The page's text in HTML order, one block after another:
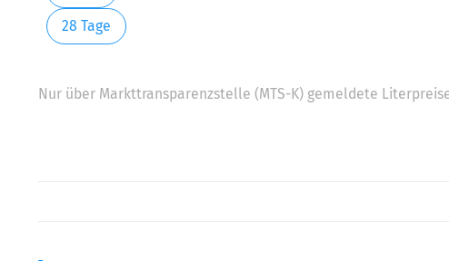
28 Tage
Nur über Markttransparenzstelle (MTS-K) gemeldete